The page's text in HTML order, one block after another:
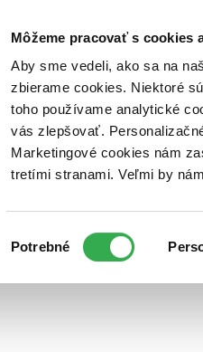
Môžeme pracovať s cookies
Aby sme vedeli, ako sa na
zbierame cookies. Niektoré
toho používame analytické
vás zlepšovať.
Marketingové cookies nám
tretími stranami. Veľmi by
súhlasu
Potrebné
Poukážky Kontakt